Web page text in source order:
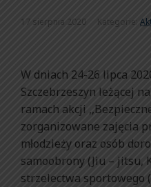
17 sierpnia 2020 Kategorie:
W dniach 24-26 lipca
Szczebrzeszyn leżącej
ramach akcji
zorganizowane zajęcia
młodzieży oraz osób
samoobrony (Jiu – jitsu,
strzelectwa sportowego